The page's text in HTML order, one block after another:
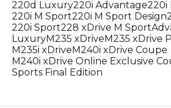
220d Luxury220i Advantage220i
220i M Sport220i M Sport Design
220i Sport228 xDrive M Sport
LuxuryM235 xDriveM235 xDrive
M235i xDriveM240i xDrive Coupe
M240i xDrive Online Exclusive
Sports Final Edition